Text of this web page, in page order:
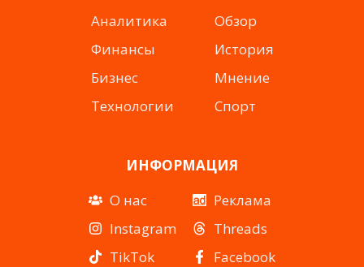
Аналитика
Финансы
Бизнес
Технологии
Обзор
История
Мнение
Спорт
ИНФОРМАЦИЯ
О нас
Instagram
TikTok
Реклама
Threads
Facebook